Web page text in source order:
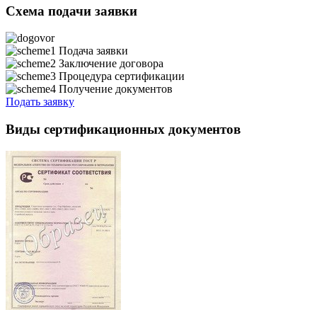
Схема подачи заявки
Подача заявки
Заключение договора
Процедура сертификации
Получение документов
Подать заявку
Виды сертификационных документов